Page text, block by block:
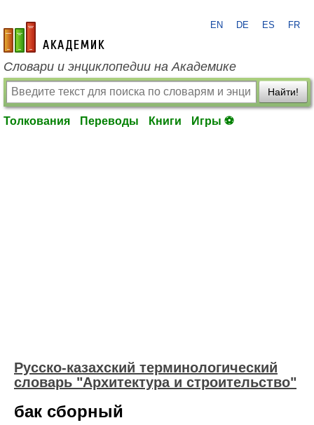
academic.ru
EN DE ES FR
Словари и энциклопедии на Академике
Найти!
Толкования Переводы Книги Игры ⚽
Русско-казахский терминологический
словарь "Архитектура и строительство"
бак сборный